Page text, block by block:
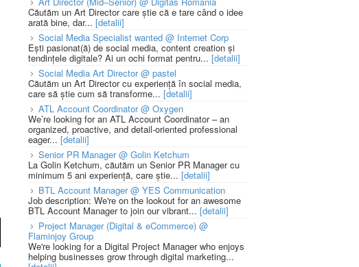
Căutăm un Art Director care știe că e tare când o idee
arată bine, dar... [detalii]
Social Media Specialist wanted @ Internet Corp
Ești pasionat(ă) de social media, content creation și
tendințele digitale? Ai un ochi format pentru... [detalii]
Social Media Art Director @ pastel
Căutăm un Art Director cu experiență în social media,
care să știe cum să transforme... [detalii]
ATL Account Coordinator @ Oxygen
We’re looking for an ATL Account Coordinator – an
organized, proactive, and detail-oriented professional
eager... [detalii]
Senior PR Manager @ Golin Ketchum
La Golin Ketchum, căutăm un Senior PR Manager cu
minimum 5 ani experiență, care știe... [detalii]
BTL Account Manager @ YES Communication
Job description: We're on the lookout for an awesome
BTL Account Manager to join our vibrant... [detalii]
Project Manager (Digital & eCommerce) @
Flaminjoy Group
We're looking for a Digital Project Manager who enjoys
helping businesses grow through digital marketing...